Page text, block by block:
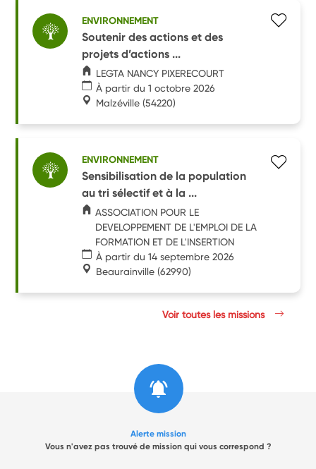
ENVIRONNEMENT
Soutenir des actions et des
projets d’actions ...
LEGTA NANCY PIXERECOURT
À partir du 1 octobre 2026
Malzéville (54220)
ENVIRONNEMENT
Sensibilisation de la population
au tri sélectif et à la ...
ASSOCIATION POUR LE
DEVELOPPEMENT DE L'EMPLOI DE LA
FORMATION ET DE L'INSERTION
À partir du 14 septembre 2026
Beaurainville (62990)
Voir toutes les missions
Alerte mission
Vous n'avez pas trouvé de mission qui vous correspond ?